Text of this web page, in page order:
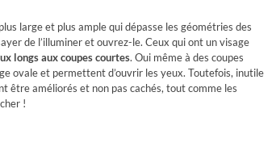
large et plus ample qui dépasse les géométries des
de l’illuminer et ouvrez-le. Ceux qui ont un visage
longs aux coupes courtes. Oui même à des coupes
ovale et permettent d’ouvrir les yeux. Toutefois, inutile
être améliorés et non pas cachés, tout comme les
!